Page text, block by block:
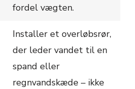
fordel vægten.
Installer et overløbsrør,
der leder vandet til en
spand eller
regnvandskæde – ikke